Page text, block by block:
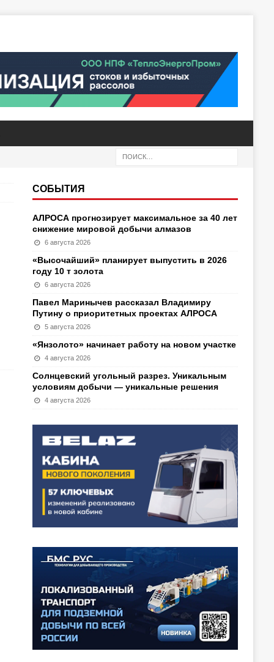
СОБЫТИЯ
АЛРОСА прогнозирует максимальное за 40 лет
снижение мировой добычи алмазов
6 августа 2026
«Высочайший» планирует выпустить в 2026
году 10 т золота
6 августа 2026
Павел Маринычев рассказал Владимиру
Путину о приоритетных проектах АЛРОСА
5 августа 2026
«Янзолото» начинает работу на новом участке
4 августа 2026
Солнцевский угольный разрез. Уникальным
условиям добычи — уникальные решения
4 августа 2026